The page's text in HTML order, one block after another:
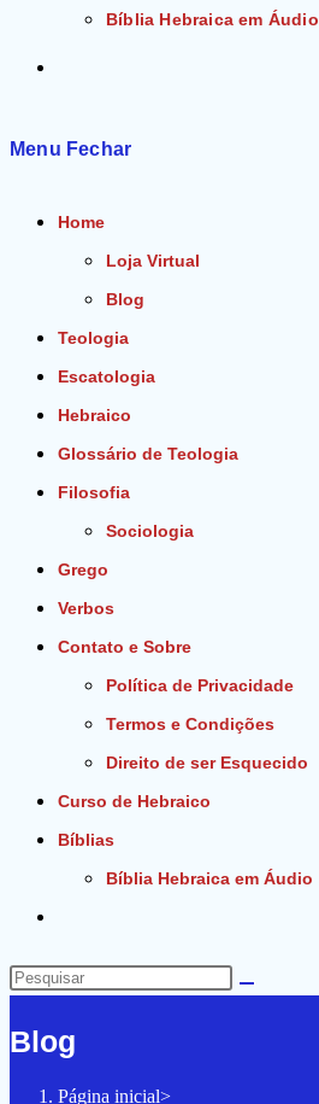
Bíblia Hebraica em Áudio
Menu Fechar
Home
Loja Virtual
Blog
Teologia
Escatologia
Hebraico
Glossário de Teologia
Filosofia
Sociologia
Grego
Verbos
Contato e Sobre
Política de Privacidade
Termos e Condições
Direito de ser Esquecido
Curso de Hebraico
Bíblias
Bíblia Hebraica em Áudio
do
site
Pesquisar
site
Blog
Página inicial>